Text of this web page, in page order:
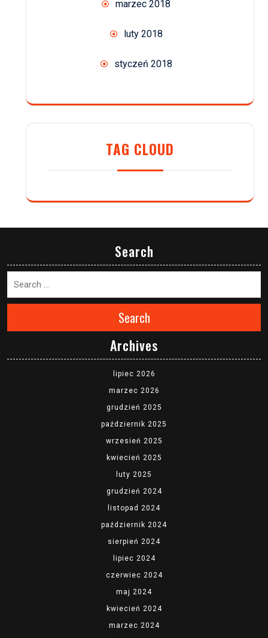
marzec 2018
luty 2018
styczeń 2018
TAG CLOUD
Search
Search
Archives
lipiec 2026
marzec 2026
grudzień 2025
październik 2025
wrzesień 2025
kwiecień 2025
luty 2025
grudzień 2024
listopad 2024
październik 2024
sierpień 2024
lipiec 2024
czerwiec 2024
maj 2024
kwiecień 2024
marzec 2024